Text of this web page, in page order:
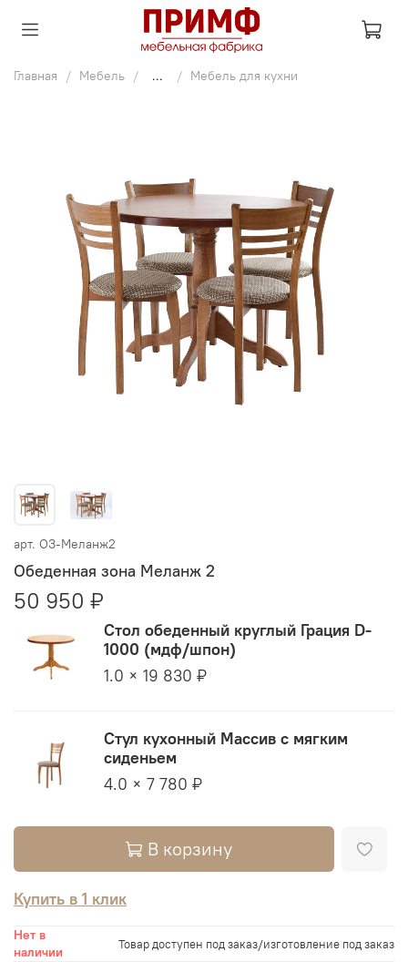
Главная Мебель ... Мебель для кухни
арт. ОЗ-Меланж2
Обеденная зона Меланж 2
50 950 ₽
Стол обеденный круглый Грация D-
1000 (мдф/шпон)
1.0 × 19 830 ₽
Стул кухонный Массив с мягким
сиденьем
4.0 × 7 780 ₽
В корзину
Купить в 1 клик
Нет в
наличии
Товар доступен под заказ/изготовление под заказ